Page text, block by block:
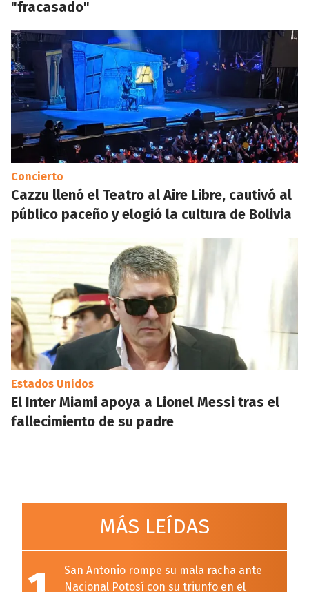
"fracasado"
Concierto
Cazzu llenó el Teatro al Aire Libre, cautivó al
público paceño y elogió la cultura de Bolivia
Estados Unidos
El Inter Miami apoya a Lionel Messi tras el
fallecimiento de su padre
MÁS LEÍDAS
San Antonio rompe su mala racha ante
Nacional Potosí con su triunfo en el